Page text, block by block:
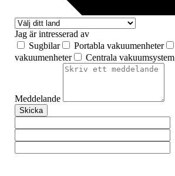
Jag är intresserad av
Sugbilar
Portabla vakuumenheter
vakuumenheter
Centrala vakuumsystem
Meddelande
Skicka